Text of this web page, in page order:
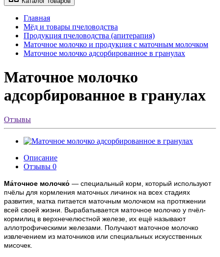
Главная
Мёд и товары пчеловодства
Продукция пчеловодства (апитерапия)
Маточное молочко и продукция с маточным молочком
Маточное молочко адсорбированное в гранулах
Маточное молочко
адсорбированное в гранулах
Отзывы
Описание
Отзывы 0
Ма́точное молочко́ — специальный корм, который используют
пчёлы для кормления маточных личинок на всех стадиях
развития, матка питается маточным молочком на протяжении
всей своей жизни. Вырабатывается маточное молочко у пчёл-
кормилиц в верхнечелюстной железе, их ещё называют
аллотрофическими железами. Получают маточное молочко
извлечением из маточников или специальных искусственных
мисочек.